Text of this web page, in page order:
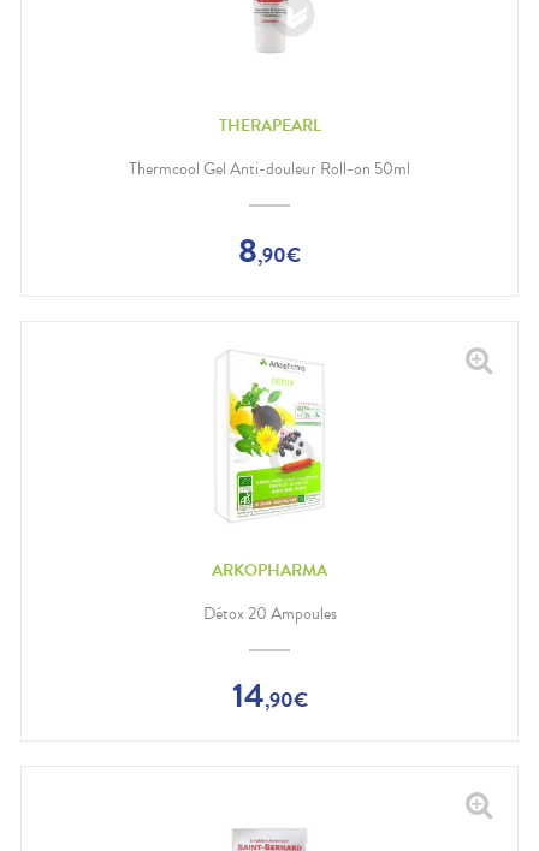
THERAPEARL
Thermcool Gel Anti-douleur Roll-on 50ml
8,90€
ARKOPHARMA
Détox 20 Ampoules
14,90€